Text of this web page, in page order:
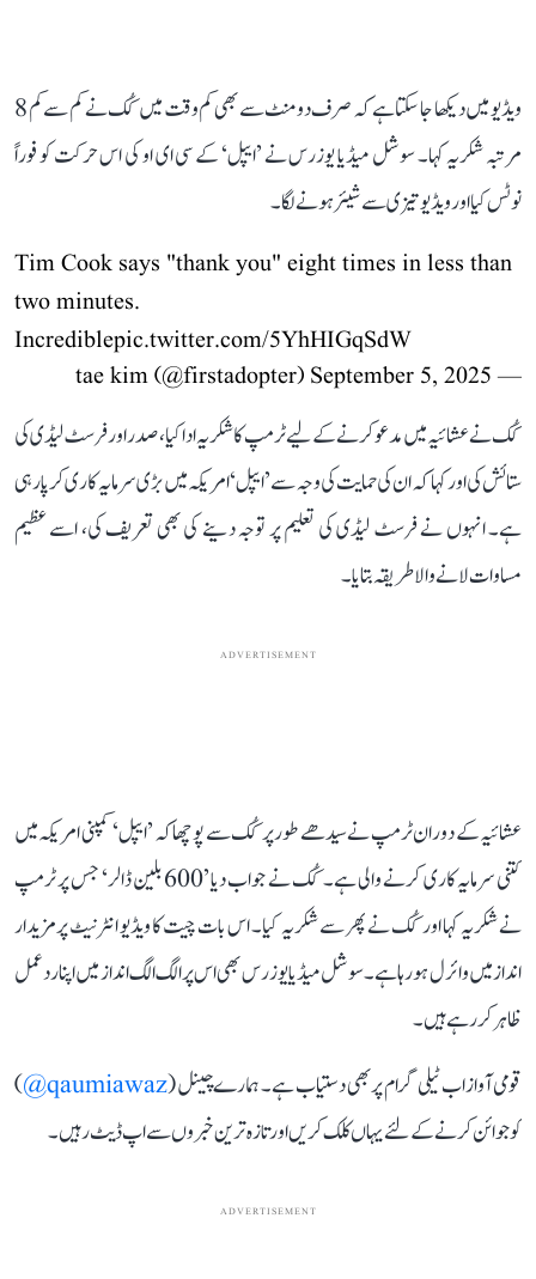
ویڈیو میں دیکھا جا سکتا ہے کہ صرف دو منٹ سے بھی کم وقت میں کُک نے کم سے کم 8
مرتبہ شکریہ کہا۔ سوشل میڈیا یوزرس نے ’ایپل‘ کے سی ای او کی اس حرکت کو فوراً
نوٹس کیا اور ویڈیو تیزی سے شیئر ہونے لگا۔
Tim Cook says "thank you" eight times in less than
two minutes.
Incrediblepic.twitter.com/5YhHIGqSdW
— tae kim (@firstadopter)
September 5, 2025
کُک نے عشائیہ میں مدعو کرنے کے لیے ٹرمپ کا شکریہ ادا کیا، صدر اور فرسٹ لیڈی کی
ستائش کی اور کہا کہ ان کی حمایت کی وجہ سے ’ایپل‘ امریکہ میں بڑی سرمایہ کاری کر پا رہی
ہے۔ انہوں نے فرسٹ لیڈی کی تعلیم پر توجہ دینے کی بھی تعریف کی، اسے عظیم
مساوات لانے والا طریقہ بتایا۔
ADVERTISEMENT
عشائیہ کے دوران ٹرمپ نے سیدھے طور پر کُک سے پوچھا کہ ’ایپل‘ کمپنی امریکہ میں
کتنی سرمایہ کاری کرنے والی ہے۔ کُک نے جواب دیا ’600 بلین ڈالر‘ جس پر ٹرمپ
نے شکریہ کہا اور کُک نے پھر سے شکریہ کیا۔ اس بات چیت کا ویڈیو انٹرنیٹ پر مزیدار
انداز میں وائرل ہو رہا ہے۔ سوشل میڈیا یوزرس بھی اس پر الگ الگ انداز میں اپنا ردعمل
ظاہر کر رہے ہیں۔
قومی آواز اب ٹیلی گرام پر بھی دستیاب ہے۔ ہمارے چینل (qaumiawaz@
)
کو جوائن کرنے کے لئے یہاں کلک کریں اور تازہ ترین خبروں سے اپ ڈیٹ رہیں۔
ADVERTISEMENT